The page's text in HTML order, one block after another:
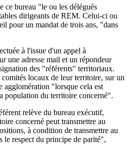
ce bureau "le ou les délégués
dirigeants de REM. Celui-ci ou
pour un mandat de trois ans, "dans
à l'issue d'un appel à
une adresse mail et un répondeur
des "référents" territoriaux.
comités locaux de leur territoire, sur un
agglomération "lorsque cela est
population du territoire concerné".
relève du bureau exécutif,
concerné peut transmettre au
à condition de transmettre au
le respect du principe de parité",